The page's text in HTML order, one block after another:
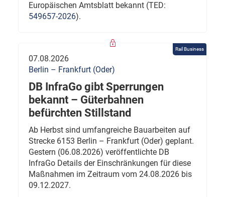
Europäischen Amtsblatt bekannt (TED:
549657-2026).
Rail Business
07.08.2026
Berlin – Frankfurt (Oder)
DB InfraGo gibt Sperrungen
bekannt – Güterbahnen
befürchten Stillstand
Ab Herbst sind umfangreiche Bauarbeiten auf
Strecke 6153 Berlin – Frankfurt (Oder) geplant.
Gestern (06.08.2026) veröffentlichte DB
InfraGo Details der Einschränkungen für diese
Maßnahmen im Zeitraum vom 24.08.2026 bis
09.12.2027.